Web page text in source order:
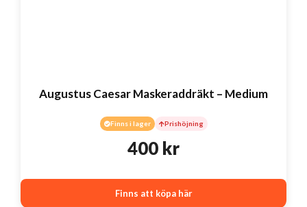
Augustus Caesar Maskeraddräkt – Medium
Finns i lager Prishöjning
400 kr
Finns att köpa här